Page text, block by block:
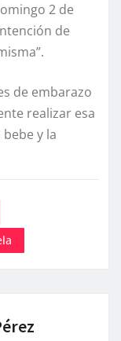
2 de
de
de embarazo
realizar esa
y la